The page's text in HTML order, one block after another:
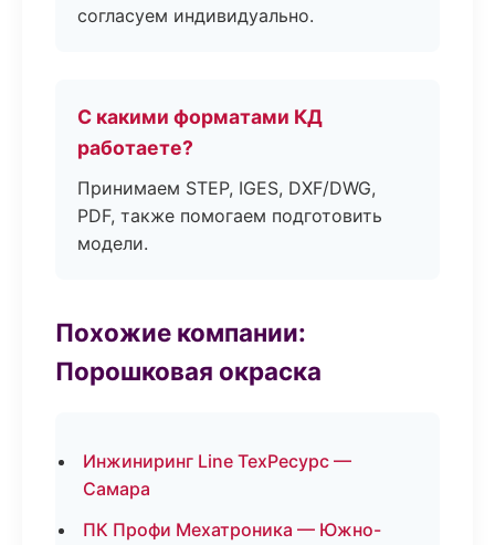
согласуем индивидуально.
С какими форматами КД
работаете?
Принимаем STEP, IGES, DXF/DWG,
PDF, также помогаем подготовить
модели.
Похожие компании:
Порошковая окраска
Инжиниринг Line ТехРесурс —
Самара
ПК Профи Мехатроника — Южно-